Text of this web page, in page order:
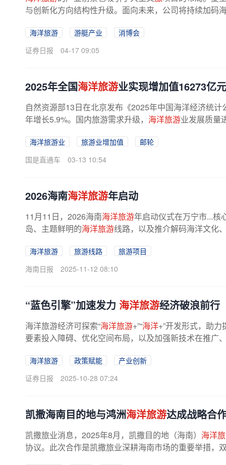
与创新化方向结构性升级。面向未来，公司将持续加码
海洋旅游 游艇产业
消博会
证券日报
04-17 09:05
2025年全国海洋旅游业实现增加值16273亿元
自然资源部13日在北京发布《2025年中国海洋经济统
年增长5.9%。国内旅游需求升级， 海洋旅游业发展质量
海洋旅游业 旅游业增加值
邮轮
国是直通车
03-13 10:54
2026海南海洋旅游年启动
11月11日，2026海南海洋旅游年启动仪式在万宁市...核
岛、主题鲜明的海洋旅游线路，以及推介解码海洋文化
海洋旅游 旅游线路
旅游项目
海南日报
2025-11-12 08:10
“蓝色引擎”加速发力 海洋旅游经济破浪前行
海洋旅游经济可探索“海洋旅游+”“海洋+”开发形式，助
要素投入障碍、优化空间布局，以及加强新技术在推广
海洋旅游 政策赋能
产业创新
证券日报
2025-10-28 07:24
凯撒海南目的地与鸿洲海洋旅游达成战略合
凯撒旅业消息，2025年8月，凯撒目的地（海南） 海洋
协议。此次合作是凯撒旅业深耕海南市场的重要举措，